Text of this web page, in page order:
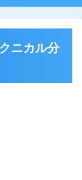
ニカル分